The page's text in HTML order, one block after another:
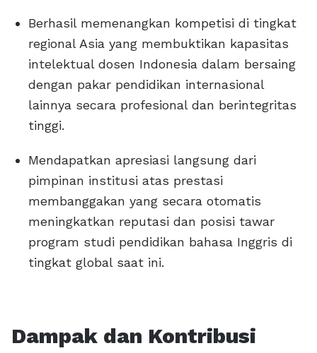
Berhasil memenangkan kompetisi di tingkat
regional Asia yang membuktikan kapasitas
intelektual dosen Indonesia dalam bersaing
dengan pakar pendidikan internasional
lainnya secara profesional dan berintegritas
tinggi.
Mendapatkan apresiasi langsung dari
pimpinan institusi atas prestasi
membanggakan yang secara otomatis
meningkatkan reputasi dan posisi tawar
program studi pendidikan bahasa Inggris di
tingkat global saat ini.
Dampak dan Kontribusi